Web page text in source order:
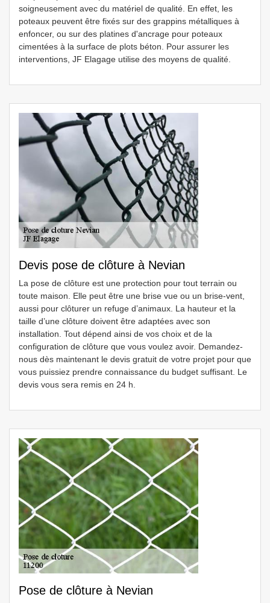
soigneusement avec du matériel de qualité. En effet, les
poteaux peuvent être fixés sur des grappins métalliques à
enfoncer, ou sur des platines d'ancrage pour poteaux
cimentées à la surface de plots béton. Pour assurer les
interventions, JF Elagage utilise des moyens de qualité.
Devis pose de clôture à Nevian
La pose de clôture est une protection pour tout terrain ou
toute maison. Elle peut être une brise vue ou un brise-vent,
aussi pour clôturer un refuge d’animaux. La hauteur et la
taille d’une clôture doivent être adaptées avec son
installation. Tout dépend ainsi de vos choix et de la
configuration de clôture que vous voulez avoir. Demandez-
nous dès maintenant le devis gratuit de votre projet pour que
vous puissiez prendre connaissance du budget suffisant. Le
devis vous sera remis en 24 h.
Pose de clôture à Nevian